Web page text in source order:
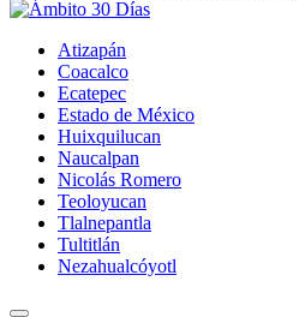
Atizapán
Coacalco
Ecatepec
Estado de México
Huixquilucan
Naucalpan
Nicolás Romero
Teoloyucan
Tlalnepantla
Tultitlán
Nezahualcóyotl